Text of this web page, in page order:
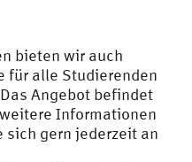
bieten wir auch
für alle Studierenden
Angebot befindet
Informationen
sich gern jederzeit an